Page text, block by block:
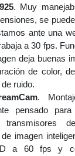
. Muy
se
ante una
a 30 fps.
deja buenas
de color,
ruido.
.
pensado
imagen
a 60 fps y